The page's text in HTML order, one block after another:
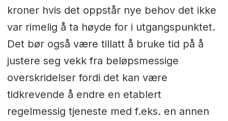
kroner hvis det oppstår nye behov det ikke
var rimelig å ta høyde for i utgangspunktet.
Det bør også være tillatt å bruke tid på å
justere seg vekk fra beløpsmessige
overskridelser fordi det kan være
tidkrevende å endre en etablert
regelmessig tjeneste med f.eks. en annen